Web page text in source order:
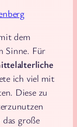
dem
Sinne. Für
ich viel mit
Diese zu
große